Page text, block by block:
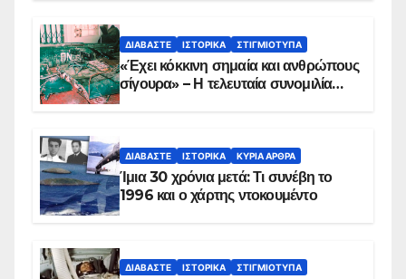
ΔΙΑΒΆΣΤΕ ΙΣΤΟΡΙΚΆ ΣΤΙΓΜΙΌΤΥΠΑ
«Έχει κόκκινη σημαία και ανθρώπους
σίγουρα» – Η τελευταία συνομιλία
ΔΙΑΒΆΣΤΕ ΙΣΤΟΡΙΚΆ ΚΥΡΙΑ ΑΡΘΡΑ
Ίμια 30 χρόνια μετά: Τι συνέβη το
1996 και ο χάρτης ντοκουμέντο
ΔΙΑΒΆΣΤΕ ΙΣΤΟΡΙΚΆ ΣΤΙΓΜΙΌΤΥΠΑ